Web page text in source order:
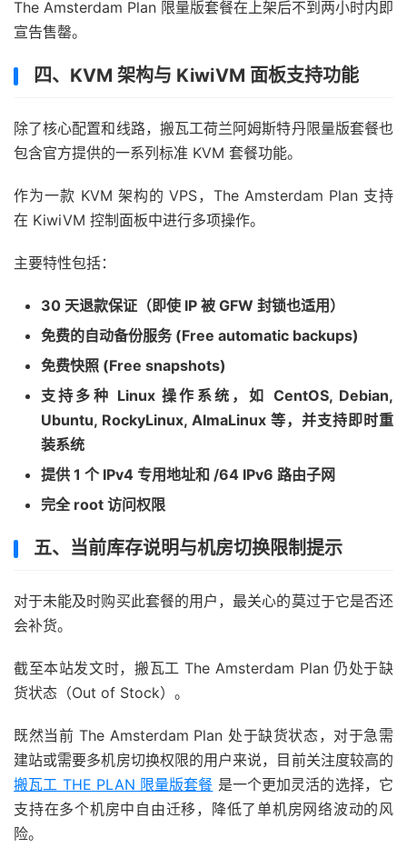
The Amsterdam Plan 限量版套餐在上架后不到两小时内即
宣告售罄。
四、KVM 架构与 KiwiVM 面板支持功能
除了核心配置和线路，搬瓦工荷兰阿姆斯特丹限量版套餐也
包含官方提供的一系列标准 KVM 套餐功能。
作为一款 KVM 架构的 VPS，The Amsterdam Plan 支持
在 KiwiVM 控制面板中进行多项操作。
主要特性包括：
30 天退款保证（即使 IP 被 GFW 封锁也适用）
免费的自动备份服务 (Free automatic backups)
免费快照 (Free snapshots)
支持多种 Linux 操作系统，如 CentOS, Debian,
Ubuntu, RockyLinux, AlmaLinux 等，并支持即时重
装系统
提供 1 个 IPv4 专用地址和 /64 IPv6 路由子网
完全 root 访问权限
五、当前库存说明与机房切换限制提示
对于未能及时购买此套餐的用户，最关心的莫过于它是否还
会补货。
截至本站发文时，搬瓦工 The Amsterdam Plan 仍处于缺
货状态（Out of Stock）。
既然当前 The Amsterdam Plan 处于缺货状态，对于急需
建站或需要多机房切换权限的用户来说，目前关注度较高的
搬瓦工 THE PLAN 限量版套餐 是一个更加灵活的选择，它
支持在多个机房中自由迁移，降低了单机房网络波动的风
险。